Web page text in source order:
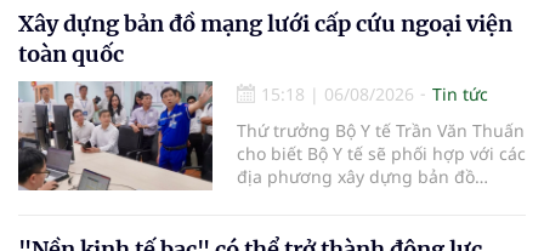
Xây dựng bản đồ mạng lưới cấp cứu ngoại viện
toàn quốc
15:18 | 06/08/2026
Tin tức
Thứ trưởng Bộ Y tế Trần Văn Thuấn
cho biết Bộ Y tế sẽ phối hợp với các
địa phương xây dựng bản đồ
thiện cơ chế tài chính và đa dạng